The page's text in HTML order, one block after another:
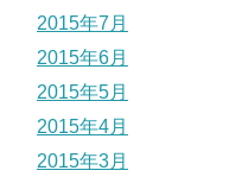
2015年7月
2015年6月
2015年5月
2015年4月
2015年3月